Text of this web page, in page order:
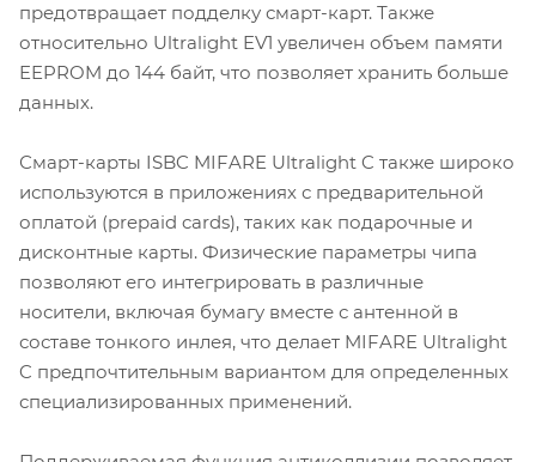
предотвращает подделку смарт-карт. Также
относительно Ultralight EV1 увеличен объем памяти
EEPROM до 144 байт, что позволяет хранить больше
данных.
Смарт-карты ISBC MIFARE Ultralight C также широко
используются в приложениях с предварительной
оплатой (prepaid cards), таких как подарочные и
дисконтные карты. Физические параметры чипа
позволяют его интегрировать в различные
носители, включая бумагу вместе с антенной в
составе тонкого инлея, что делает MIFARE Ultralight
C предпочтительным вариантом для определенных
специализированных применений.